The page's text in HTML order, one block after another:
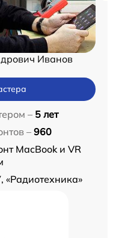
Иванов
– 5 лет
– 960
MacBook и VR
«Радиотехника»